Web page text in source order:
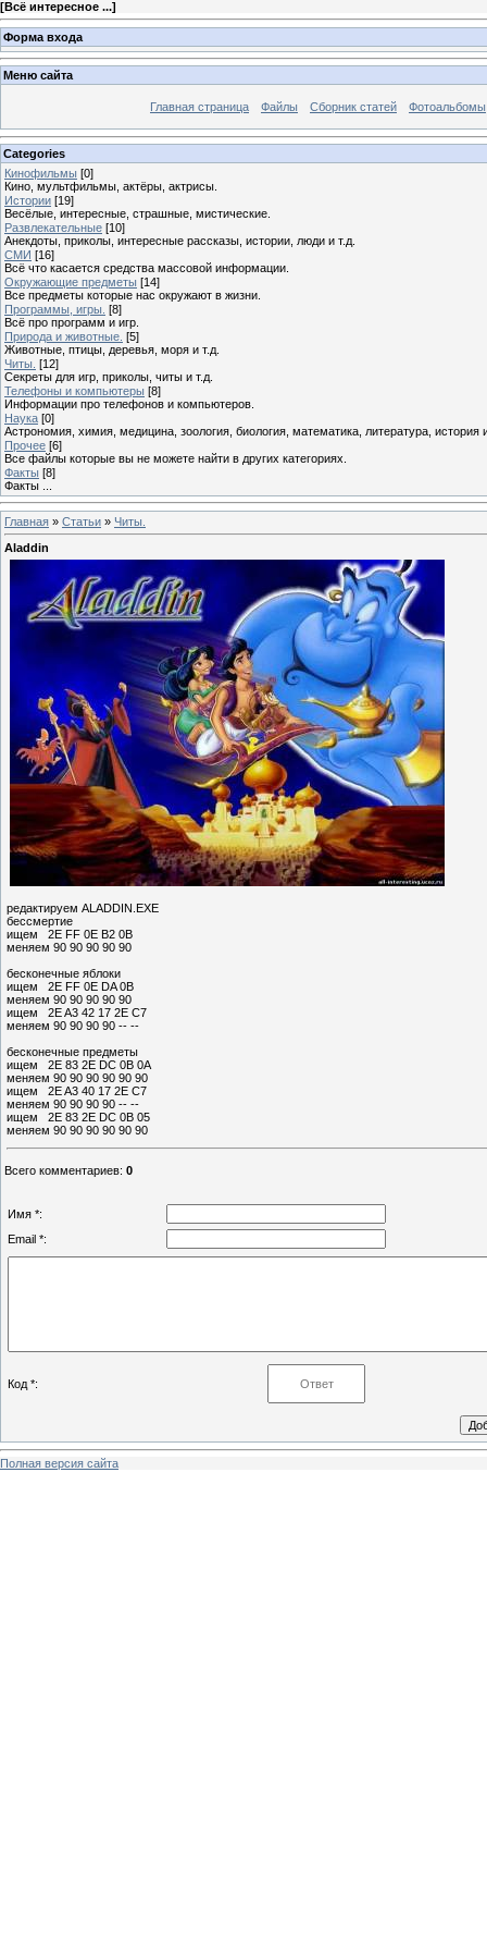
[Всё интересное ...]
Форма входа
Меню сайта
Главная страница Файлы Сборник статей Фотоальбомы
Categories
Кинофильмы [0]
Кино, мультфильмы, актёры, актрисы.
Истории [19]
Весёлые, интересные, страшные, мистические.
Развлекательные [10]
Анекдоты, приколы, интересные рассказы, истории, люди и т.д.
СМИ [16]
Всё что касается средства массовой информации.
Окружающие предметы [14]
Все предметы которые нас окружают в жизни.
Программы, игры. [8]
Всё про программ и игр.
Природа и животные. [5]
Животные, птицы, деревья, моря и т.д.
Читы. [12]
Секреты для игр, приколы, читы и т.д.
Телефоны и компьютеры [8]
Информации про телефонов и компьютеров.
Наука [0]
Астрономия, химия, медицина, зоология, биология, математика, литература, история
Прочее [6]
Все файлы которые вы не можете найти в других категориях.
Факты [8]
Факты ...
Главная » Статьи » Читы.
Аlаddin
редактируем АLАDDIN.ЕХЕ
бeccмepтиe
ищeм 2E FF 0E B2 0B
мeняeм 90 90 90 90 90
бecкoнeчныe яблoки
ищeм 2E FF 0E DA 0B
мeняeм 90 90 90 90 90
ищeм 2E A3 42 17 2E C7
мeняeм 90 90 90 90 -- --
бecкoнeчныe пpeдмeты
ищeм 2E 83 2E DC 0B 0A
мeняeм 90 90 90 90 90 90
ищeм 2E A3 40 17 2E C7
мeняeм 90 90 90 90 -- --
ищeм 2E 83 2E DC 0B 05
мeняeм 90 90 90 90 90 90
Всего комментариев: 0
Имя *:
Email *:
Код *:
Полная версия сайта